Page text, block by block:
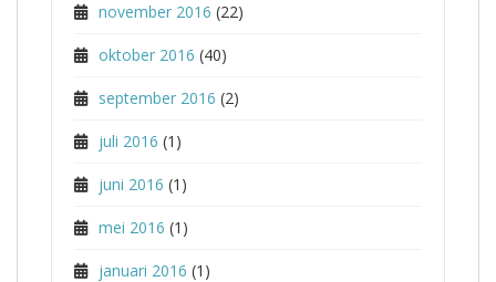
november 2016 (22)
oktober 2016 (40)
september 2016 (2)
juli 2016 (1)
juni 2016 (1)
mei 2016 (1)
januari 2016 (1)